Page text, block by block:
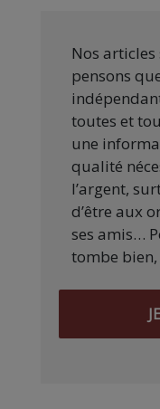
Nos
pensons
toutes et
une
qualité
l’argent,
d’être aux
ses amis…
tombe bien,